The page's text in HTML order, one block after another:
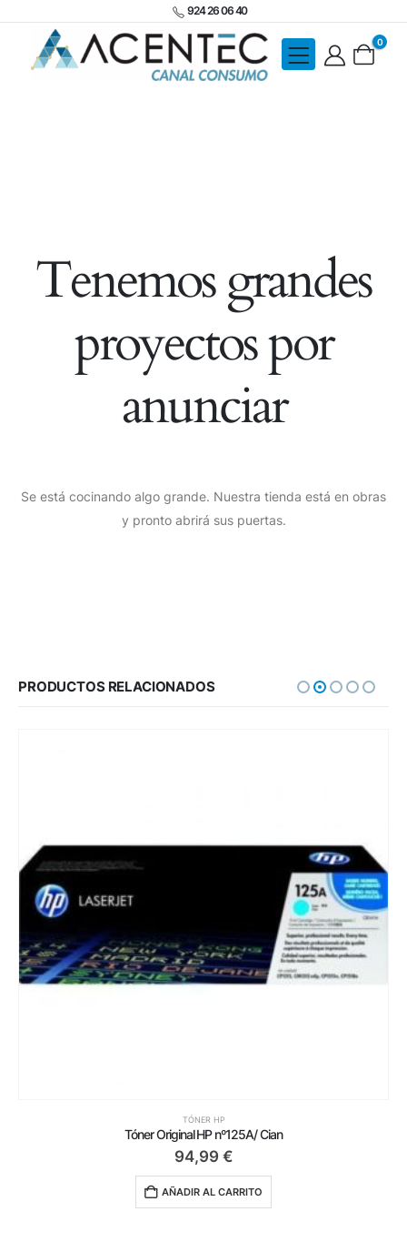
924 26 06 40
0
Tenemos grandes
proyectos por
anunciar
Se está cocinando algo grande. Nuestra tienda está en obras
y pronto abrirá sus puertas.
PRODUCTOS RELACIONADOS
TÓNER HP
Tóner Original HP nº125A/ Cian
94,99 €
AÑADIR AL CARRITO